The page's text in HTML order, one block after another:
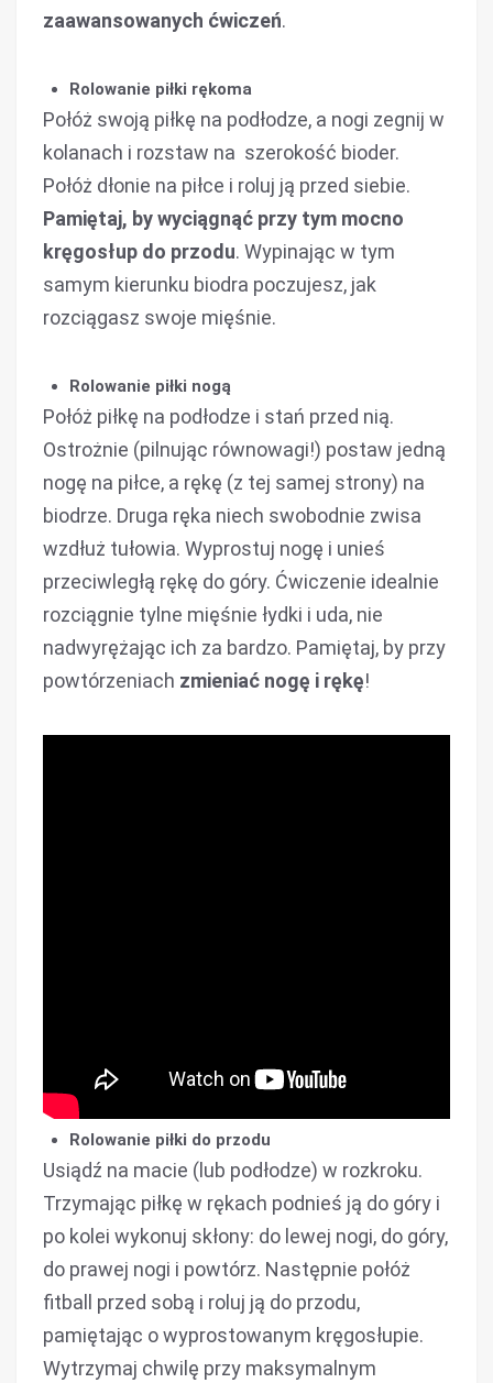
zaawansowanych ćwiczeń.
Rolowanie piłki rękoma
Połóż swoją piłkę na podłodze, a nogi zegnij w
kolanach i rozstaw na szerokość bioder.
Połóż dłonie na piłce i roluj ją przed siebie.
Pamiętaj, by wyciągnąć przy tym mocno
kręgosłup do przodu. Wypinając w tym
samym kierunku biodra poczujesz, jak
rozciągasz swoje mięśnie.
Rolowanie piłki nogą
Połóż piłkę na podłodze i stań przed nią.
Ostrożnie (pilnując równowagi!) postaw jedną
nogę na piłce, a rękę (z tej samej strony) na
biodrze. Druga ręka niech swobodnie zwisa
wzdłuż tułowia. Wyprostuj nogę i unieś
przeciwległą rękę do góry. Ćwiczenie idealnie
rozciągnie tylne mięśnie łydki i uda, nie
nadwyrężając ich za bardzo. Pamiętaj, by przy
powtórzeniach zmieniać nogę i rękę!
Rolowanie piłki do przodu
Usiądź na macie (lub podłodze) w rozkroku.
Trzymając piłkę w rękach podnieś ją do góry i
po kolei wykonuj skłony: do lewej nogi, do góry,
do prawej nogi i powtórz. Następnie połóż
fitball przed sobą i roluj ją do przodu,
pamiętając o wyprostowanym kręgosłupie.
Wytrzymaj chwilę przy maksymalnym